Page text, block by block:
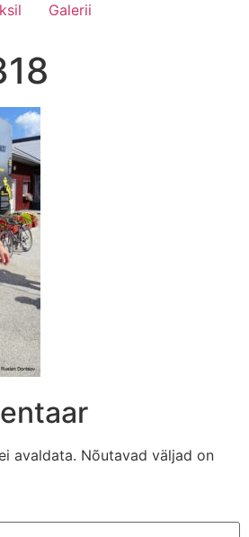
Galerii
avaldata. Nõutavad väljad on